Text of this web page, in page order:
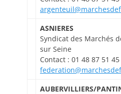
ASNIERES
Syndicat des Marchés
sur Seine
Contact : 01 48 87 51 45
AUBERVILLIERS/